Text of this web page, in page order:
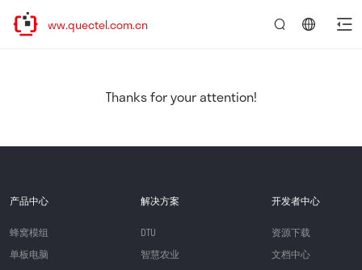
www.quectel.com.cn
Thanks for your attention!
产品中心
蜂窝模组
单板电脑
解决方案
DTU
智慧农业
开发者中心
资源下载
文档中心